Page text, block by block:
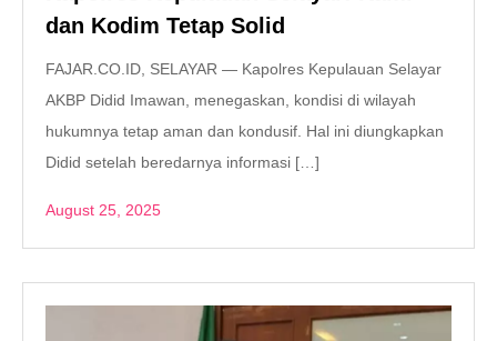
dan Kodim Tetap Solid
FAJAR.CO.ID, SELAYAR — Kapolres Kepulauan Selayar
AKBP Didid Imawan, menegaskan, kondisi di wilayah
hukumnya tetap aman dan kondusif. Hal ini diungkapkan
Didid setelah beredarnya informasi […]
August 25, 2025